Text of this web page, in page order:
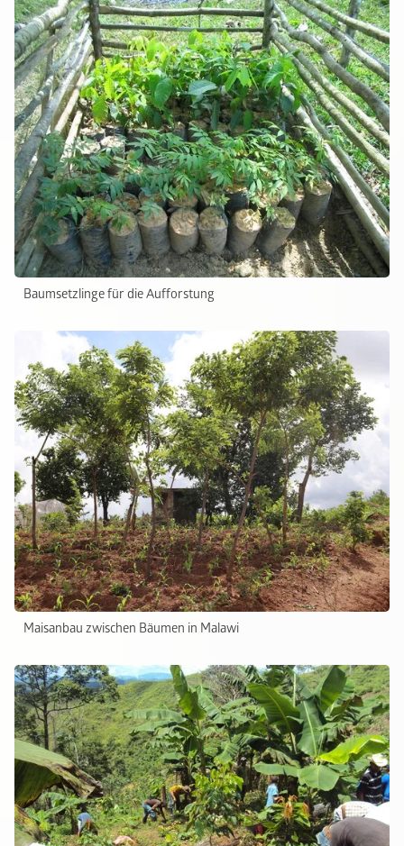
Baumsetzlinge für die Aufforstung
Maisanbau zwischen Bäumen in Malawi